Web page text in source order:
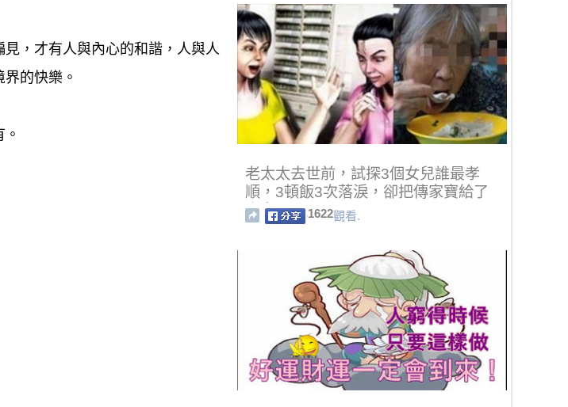
，才有人與內心的和諧，人與人
的快樂。
老太太去世前，試探3個女兒誰最孝
順，3頓飯3次落淚，卻把傳家寶給了
小女！
1622觀看.